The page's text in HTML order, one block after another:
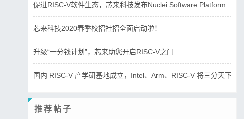
促进RISC-V软件生态，芯来科技发布Nuclei Software Platform
芯来科技2020春季校招社招全面启动啦！
升级“一分钱计划”，芯来助您开启RISC-V之门
国内 RISC-V 产学研基地成立，Intel、Arm、RISC-V 将三分天下？
推荐帖子